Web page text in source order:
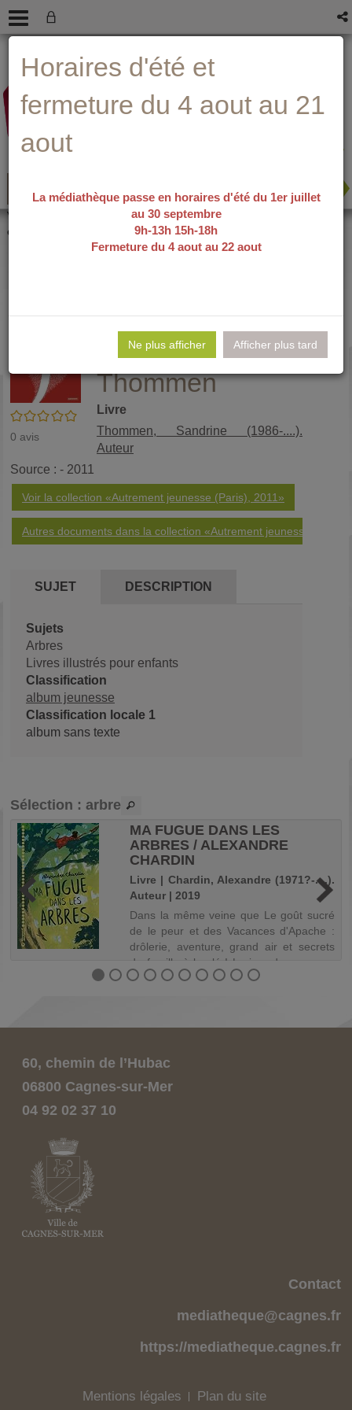
menu
contenu
recherche
Vous êtes ici :
Détail du
document
/5
0 avis
L'arbre /
Sandrine
Thommen
Livre
Thommen, Sandrine (1986-....).
Auteur
Source : - 2011
Voir la collection «Autrement jeunesse (Paris), 2011»
Autres documents dans la collection «Autrement jeunesse (Paris)»
SUJET DESCRIPTION
Sujets
Arbres
Livres illustrés pour enfants
Classification
album jeunesse
Classification locale 1
album sans texte
Sélection : arbre
MA FUGUE DANS LES
ARBRES / ALEXANDRE
CHARDIN
Livre | Chardin, Alexandre (1971?-....).
Auteur | 2019
Dans la même veine que Le goût sucré
de le peur et des Vacances d'Apache :
drôlerie, aventure, grand air et secrets
de famille à la clé ! Le jour de ses onze
ans restera longtemps pour Albertine à
Horaires d'été et
fermeture du 4 aout au 21
aout
La médiathèque passe en horaires d'été du 1er juillet
au 30 septembre
9h-13h 15h-18h
Fermeture du 4 aout au 22 aout
Ne plus afficher Afficher plus tard
60, chemin de l’Hubac
06800 Cagnes-sur-Mer
04 92 02 37 10
Contact
mediatheque@cagnes.fr
https://mediatheque.cagnes.fr
Mentions légales Plan du site